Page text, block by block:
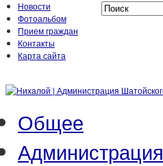
Новости
Фотоальбом
Прием граждан
Контакты
Карта сайта
Общее
Администрация